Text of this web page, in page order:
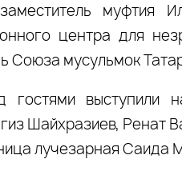
муфтия
центра для
Союза мусульмок
гостями выступили
Шайхразиев, Ренат
лучезарная Саида